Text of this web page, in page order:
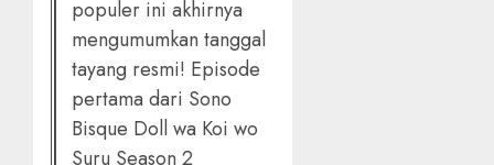
populer ini akhirnya
mengumumkan tanggal
tayang resmi! Episode
pertama dari Sono
Bisque Doll wa Koi wo
Suru Season 2